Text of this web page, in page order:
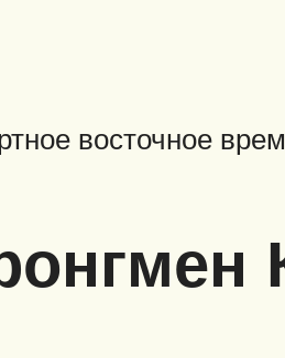
восточное